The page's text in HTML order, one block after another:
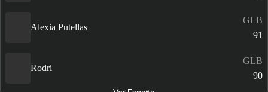
Alexia Putellas
GLB
91
Rodri
GLB
90